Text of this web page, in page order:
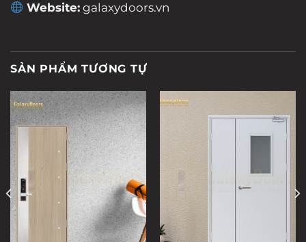
Website: galaxydoors.vn
SẢN PHẨM TƯƠNG TỰ